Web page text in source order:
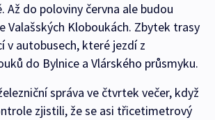
Až do poloviny června ale budou
Valašských Kloboukách. Zbytek trasy
v autobusech, které jezdí z
do Bylnice a Vlárského průsmyku.
správa ve čtvrtek večer, když
zjistili, že se asi třicetimetrový